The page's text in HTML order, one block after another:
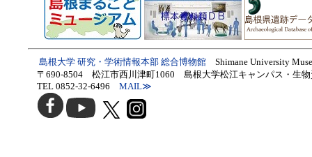
島根大学 研究・学術情報本部 総合博物館 Shimane University
〒690-8504 松江市西川津町1060 島根大学松江キャンパス・生
TEL 0852-32-6496 MAIL≫